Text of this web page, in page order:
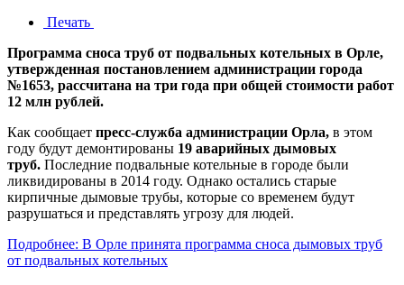
Печать
Программа сноса труб от подвальных котельных в Орле,
утвержденная постановлением администрации города
№1653, рассчитана на три года при общей стоимости работ
12 млн рублей.
Как сообщает пресс-служба администрации Орла, в этом
году будут демонтированы 19 аварийных дымовых
труб. Последние подвальные котельные в городе были
ликвидированы в 2014 году. Однако остались старые
кирпичные дымовые трубы, которые со временем будут
разрушаться и представлять угрозу для людей.
Подробнее: В Орле принята программа сноса дымовых труб
от подвальных котельных